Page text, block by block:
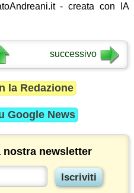
- creata con IA
successivo
la Redazione
Google News
newsletter